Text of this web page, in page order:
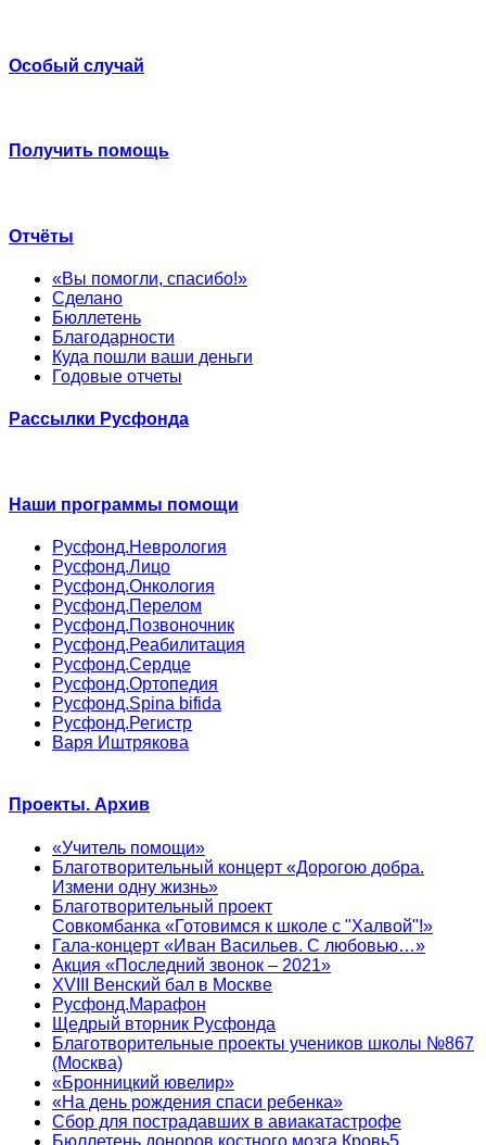
Особый случай
Получить помощь
Отчёты
«Вы помогли, спасибо!»
Сделано
Бюллетень
Благодарности
Куда пошли ваши деньги
Годовые отчеты
Рассылки Русфонда
Наши программы помощи
Русфонд.Неврология
Русфонд.Лицо
Русфонд.Онкология
Русфонд.Перелом
Русфонд.Позвоночник
Русфонд.Реабилитация
Русфонд.Сердце
Русфонд.Ортопедия
Русфонд.Spina bifida
Русфонд.Регистр
Варя Иштрякова
Проекты. Архив
«Учитель помощи»
Благотворительный концерт «Дорогою добра.
Измени одну жизнь»
Благотворительный проект
Совкомбанка «Готовимся к школе с "Халвой"!»
Гала-концерт «Иван Васильев. С любовью…»
Акция «Последний звонок – 2021»
XVIII Венский бал в Москве
Русфонд.Марафон
Щедрый вторник Русфонда
Благотворительные проекты учеников школы №867
(Москва)
«Бронницкий ювелир»
«На день рождения спаси ребенка»
Сбор для пострадавших в авиакатастрофе
Бюллетень доноров костного мозга Кровь5